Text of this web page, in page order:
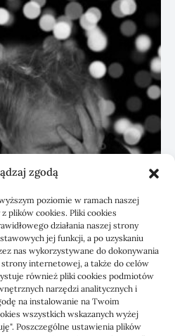
zgodą
poziomie w ramach naszej
plików cookies. Pliki cookies
działania naszej strony
jej funkcji, a po uzyskaniu
nas wykorzystywane do dokonywania
internetowej, a także do celów
również pliki cookies podmiotów
narzędzi analitycznych i
na instalowanie na Twoim
wszystkich wskazanych wyżej
Poszczególne ustawienia plików
urazie: kiedy porada
wystarczy
06/2026